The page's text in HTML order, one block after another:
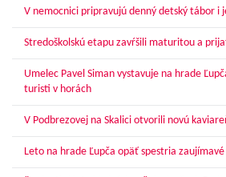
V nemocnici pripravujú denný detský tábor i
Stredoškolskú etapu zavŕšili maturitou a
Umelec Pavel Siman vystavuje na hrade
turisti v horách
V Podbrezovej na Skalici otvorili novú
Leto na hrade Ľupča opäť spestria